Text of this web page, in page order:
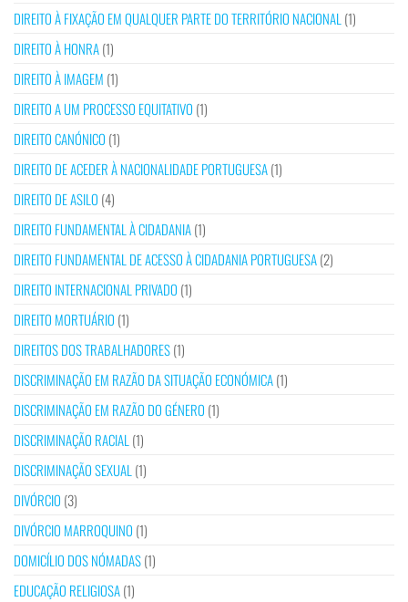
DIREITO À FIXAÇÃO EM QUALQUER PARTE DO TERRITÓRIO NACIONAL (1)
DIREITO À HONRA(1)
DIREITO À IMAGEM (1)
DIREITO A UM PROCESSO EQUITATIVO (1)
DIREITO CANÓNICO (1)
DIREITO DE ACEDER À NACIONALIDADE PORTUGUESA(1)
DIREITO DE ASILO (4)
DIREITO FUNDAMENTAL À CIDADANIA(1)
DIREITO FUNDAMENTAL DE ACESSO À CIDADANIA PORTUGUESA(2)
DIREITO INTERNACIONAL PRIVADO (1)
DIREITO MORTUÁRIO (1)
DIREITOS DOS TRABALHADORES(1)
DISCRIMINAÇÃO EM RAZÃO DA SITUAÇÃO ECONÓMICA(1)
DISCRIMINAÇÃO EM RAZÃO DO GÉNERO (1)
DISCRIMINAÇÃO RACIAL (1)
DISCRIMINAÇÃO SEXUAL (1)
DIVÓRCIO (3)
DIVÓRCIO MARROQUINO (1)
DOMICÍLIO DOS NÓMADAS(1)
EDUCAÇÃO RELIGIOSA(1)